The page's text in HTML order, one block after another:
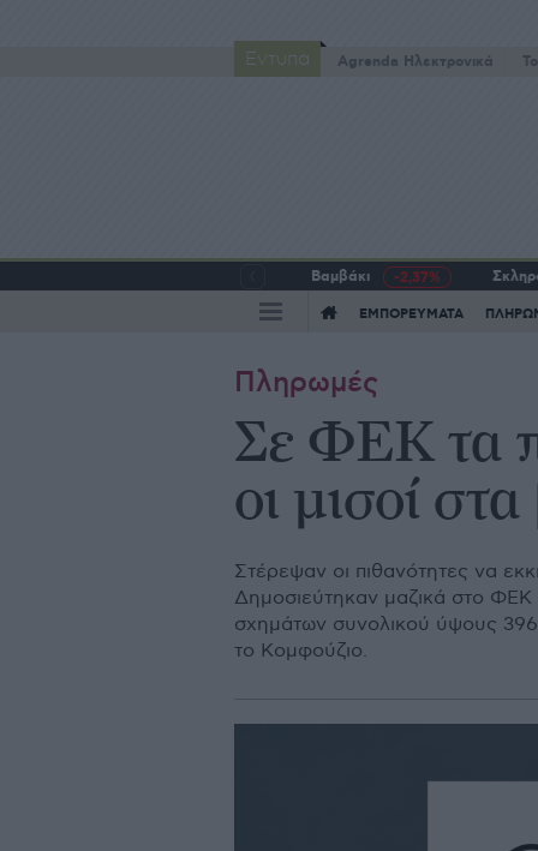
Έντυπα Agrenda Ηλεκτρονικά
Βαμβάκι -2,37%
ΕΜΠΟΡΕΥΜΑΤΑ
Πληρωμές
Σε ΦΕΚ τα
οι μισοί
Στέρεψαν οι πιθανότητες να
Δημοσιεύτηκαν μαζικά στο ΦΕΚ
σχημάτων συνολικού ύψους 396
το Κομφούζιο.